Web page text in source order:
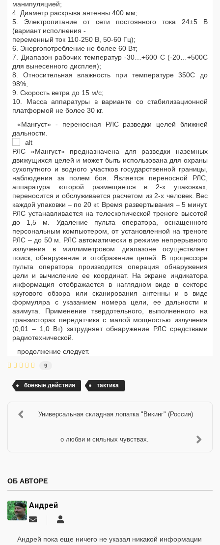
манипуляцией;
4. Диаметр раскрыва антенны 400 мм;
5. Электропитание от сети постоянного тока 24±5 В
(вариант исполнения -
переменный ток 110-250 В, 50-60 Гц);
6. Энергопотребление не более 60 Вт;
7. Диапазон рабочих температур -30…+600 С (-20…+500С
для вынесенного дисплея);
8. Относительная влажность при температуре 350С до
98%;
9. Скорость ветра до 15 м/с;
10. Масса аппаратуры в варианте со стабилизационной
платформой не более 30 кг.
«Мангуст» - переносная РЛС разведки целей ближней
дальности.
РЛС «Мангуст» предназначена для разведки наземных
движущихся целей и может быть использована для охраны
сухопутного и водного участков государственной границы,
наблюдения за полем боя. Является переносной РЛС,
аппаратура которой размещается в 2-х упаковках,
переносится и обслуживается расчетом из 2-х человек. Вес
каждой упаковки – по 20 кг. Время развертывания – 5 минут.
РЛС устанавливается на телескопической треноге высотой
до 1,5 м. Удаление пульта оператора, оснащенного
персональным компьютером, от установленной на треноге
РЛС – до 50 м. РЛС автоматически в режиме непрерывного
излучения в миллиметровом диапазоне осуществляет
поиск, обнаружение и отображение целей. В процессоре
пульта оператора производится операция обнаружения
цели и вычисление ее координат. На экране индикатора
информация отображается в наглядном виде в секторе
кругового обзора или сканирования антенны и в виде
формуляра с указанием номера цели, ее дальности и
азимута. Применение твердотельного, выполненного на
транзисторах передатчика с малой мощностью излучения
(0,01 – 1,0 Вт) затрудняет обнаружение РЛС средствами
радиотехнической.
продолжение следует.
9
боевые действия тактика
Универсальная складная лопатка "Викинг" (Россия)
о любви и сильных чувствах.
ОБ АВТОРЕ
Андрей
Подписаться
обновление
Андрей
Андрей пока еще ничего не указал никакой информации